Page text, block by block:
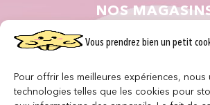
Vous prendrez bien un petit
Pour offrir les meilleures expériences, nous
technologies telles que les cookies pour
NOS
QUI SOMMES
NOUS
F.A.Q